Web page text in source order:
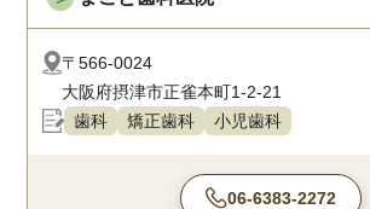
〒566-0024
大阪府摂津市正雀本町1-2-21
歯科
矯正歯科 小児歯科
06-6383-2272